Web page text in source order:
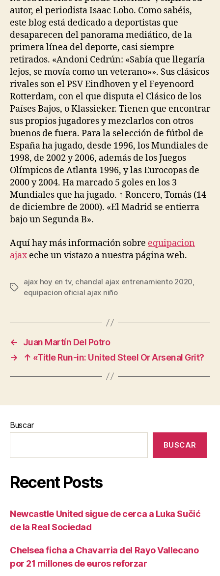
autor, el periodista Isaac Lobo. Como sabéis,
este blog está dedicado a deportistas que
desaparecen del panorama mediático, de la
primera línea del deporte, casi siempre
retirados. «Andoni Cedrún: «Sabía que llegaría
lejos, se movía como un veterano»». Sus clásicos
rivales son el PSV Eindhoven y el Feyenoord
Rotterdam, con el que disputa el Clásico de los
Países Bajos, o Klassieker. Tienen que encontrar
sus propios jugadores y mezclarlos con otros
buenos de fuera. Para la selección de fútbol de
España ha jugado, desde 1996, los Mundiales de
1998, de 2002 y 2006, además de los Juegos
Olímpicos de Atlanta 1996, y las Eurocopas de
2000 y 2004. Ha marcado 5 goles en los 3
Mundiales que ha jugado. ↑ Roncero, Tomás (14
de diciembre de 2000). «El Madrid se entierra
bajo un Segunda B».
Aquí hay más información sobre equipacion
ajaxeche un vistazo a nuestra página web.
Etiquetas
ajax hoy en tv, chandal ajax entrenamiento 2020
equipacion oficial ajax niño
←
Juan Martín Del Potro
→
↑ «Title Run-in: United Steel Or Arsenal Grit?
Buscar
BUSCAR
Recent Posts
Newcastle United sigue de cerca a Luka Sučić
de la Real Sociedad
Chelsea ficha a Chavarria del Rayo Vallecano
por 21 millones de euros reforzar